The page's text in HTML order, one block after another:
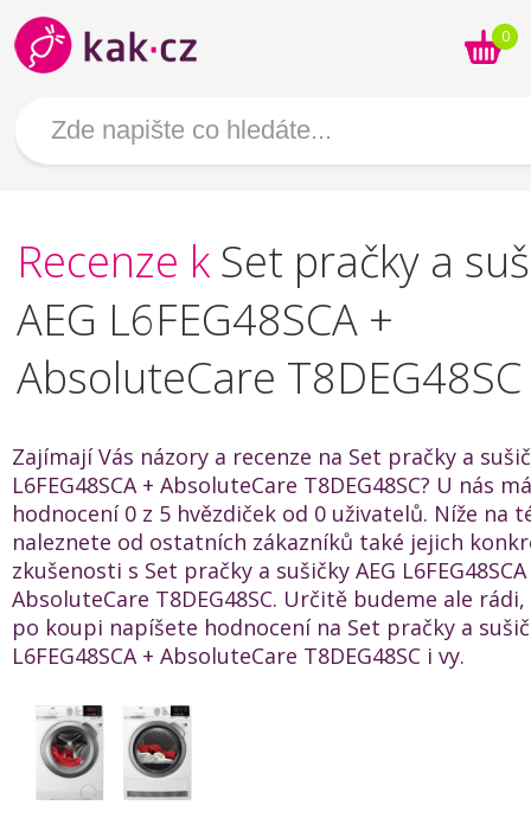
0
Recenze k Set pračky a
AEG L6FEG48SCA +
AbsoluteCare T8DEG48SC
Zajímají Vás názory a recenze na Set pračky a
L6FEG48SCA + AbsoluteCare T8DEG48SC? U nás
hodnocení 0 z 5 hvězdiček od 0 uživatelů. Níže na
naleznete od ostatních zákazníků také jejich
zkušenosti s Set pračky a sušičky AEG L6FEG48SCA
AbsoluteCare T8DEG48SC. Určitě budeme ale
po koupi napíšete hodnocení na Set pračky a
L6FEG48SCA + AbsoluteCare T8DEG48SC i vy.